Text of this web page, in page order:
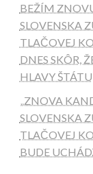
BEŽÍM
SLOVENSKA
TLAČOVEJ
DNES SKÔR,
HLAVY ŠTÁTU
„ZNOVA
SLOVENSKA
TLAČOVEJ
BUDE